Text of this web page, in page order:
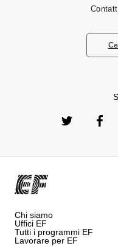
Chi siamo
Uffici EF
Tutti i programmi EF
Lavorare per EF